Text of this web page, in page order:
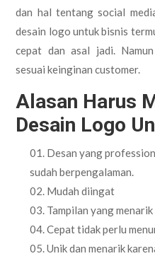
dan hal tentang social
desain logo untuk bisnis
cepat dan asal jadi.
sesuai keinginan customer.
Alasan Harus
Desain Logo
Desan yang
sudah berpengalaman.
Mudah diingat
Tampilan yang menarik
Cepat tidak perlu
Unik dan menarik